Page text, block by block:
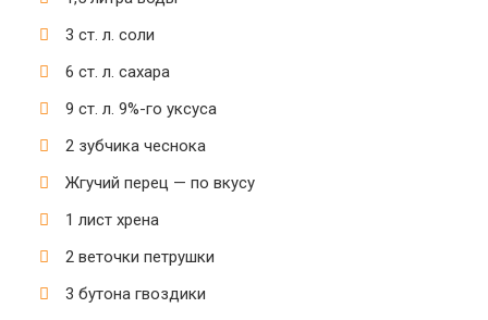
3 ст. л. соли
6 ст. л. сахара
9 ст. л. 9%-го уксуса
2 зубчика чеснока
Жгучий перец — по вкусу
1 лист хрена
2 веточки петрушки
3 бутона гвоздики